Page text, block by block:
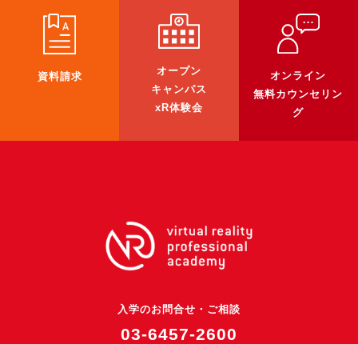
企業向け
《3DGS》
3DGSスキャンサービス
《最新プロダクト》
超体験★販促システム『XR Showcase Hub』2025年4月発売
バーチャルイベントプラットフォーム『MetaLiveStage』2025年
資料請求
オープン
キャンパス
xR体験会
オンライン
無料カウンセリン
グ
入学のお問合せ・ご相談
03-6457-2600